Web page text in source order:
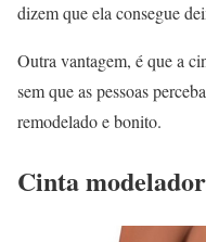
dizem que ela consegue
Outra vantagem, é que a
sem que as pessoas
remodelado e bonito.
Cinta